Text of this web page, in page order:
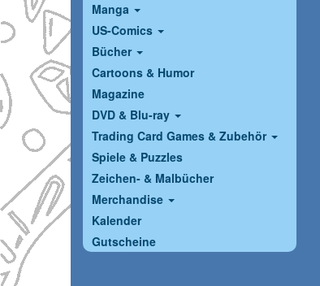
Manga
US-Comics
Bücher
Cartoons & Humor
Magazine
DVD & Blu-ray
Trading Card Games & Zubehör
Spiele & Puzzles
Zeichen- & Malbücher
Merchandise
Kalender
Gutscheine